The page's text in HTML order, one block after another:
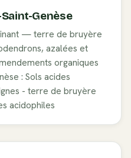
Genèse
— terre de bruyère
azalées et
organiques
: Sols acides
- terre de bruyère
acidophiles